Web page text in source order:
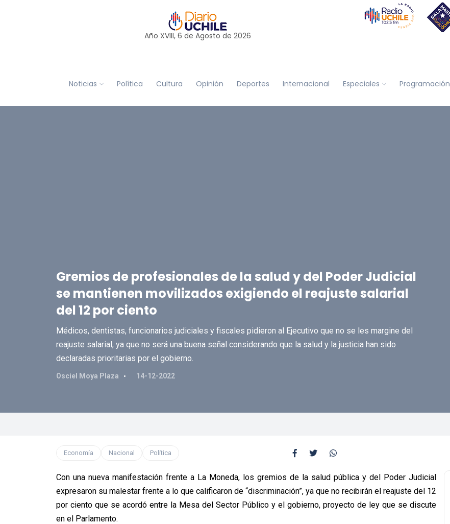
Año XVIII, 6 de Agosto de 2026
Noticias Política Cultura Opinión Deportes Internacional Especiales Programación
Gremios de profesionales de la salud y del Poder Judicial
se mantienen movilizados exigiendo el reajuste salarial
del 12 por ciento
Médicos, dentistas, funcionarios judiciales y fiscales pidieron al Ejecutivo que no se les margine del
reajuste salarial, ya que no será una buena señal considerando que la salud y la justicia han sido
declaradas prioritarias por el gobierno.
Osciel Moya Plaza 14-12-2022
Economía Nacional Política
Con una nueva manifestación frente a La Moneda, los gremios de la salud pública y del Poder Judicial
expresaron su malestar frente a lo que calificaron de “discriminación”, ya que no recibirán el reajuste del 12
por ciento que se acordó entre la Mesa del Sector Público y el gobierno, proyecto de ley que se discute
en el Parlamento.